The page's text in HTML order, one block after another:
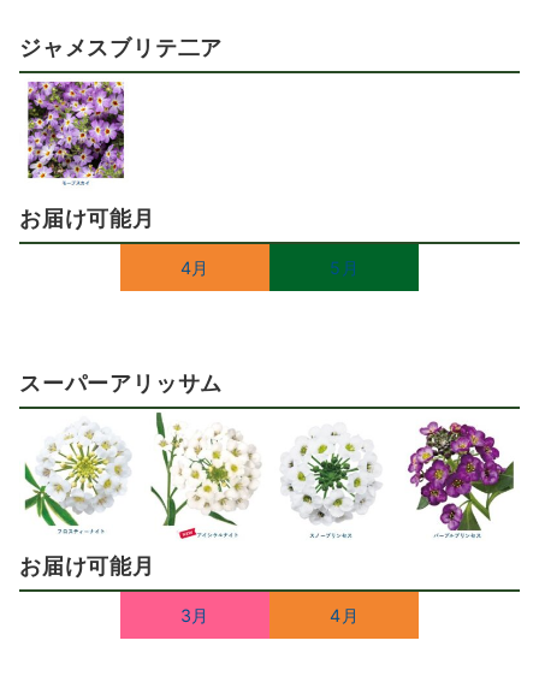
ジャメスブリテ二ア
お届け可能月
4月 5月
スーパーアリッサム
お届け可能月
3月 4月